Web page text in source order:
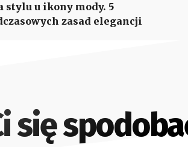
stylu u ikony mody. 5
zasad elegancji
się